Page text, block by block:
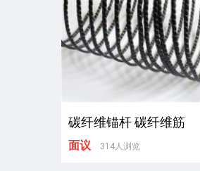
碳纤维锚杆 碳纤维筋
面议 314人浏览